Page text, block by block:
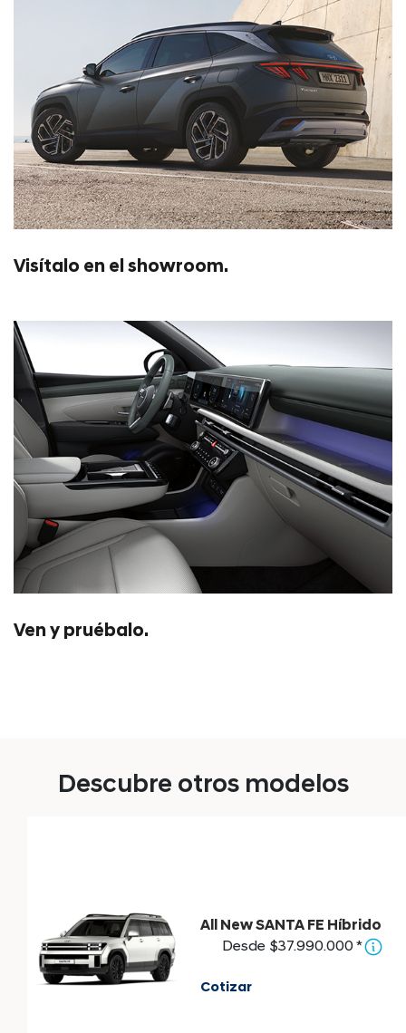
Visítalo en el showroom.
Ven y pruébalo.
Descubre otros modelos
All New SANTA FE Híbrido
Desde $37.990.000 *
Cotizar